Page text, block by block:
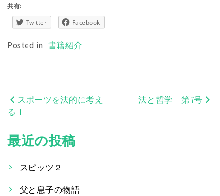
共有:
Twitter Facebook
Posted in 書籍紹介
投
ナ
ビ
スポーツを法的に考え
るⅠ
法と哲学 第7号
最近の投稿
スピッツ２
父と息子の物語